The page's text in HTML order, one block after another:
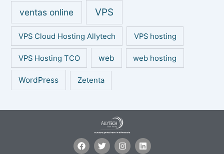
ventas online VPS
VPS Cloud Hosting Allytech VPS hosting
VPS Hosting TCO web web hosting
WordPress Zetenta
F
a
T
w
I
n
L
i